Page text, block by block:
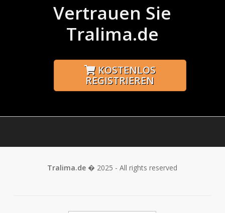
Vertrauen Sie
Tralima.de
KOSTENLOS
REGISTRIEREN
Tralima.de � 2025 - All rights reserved